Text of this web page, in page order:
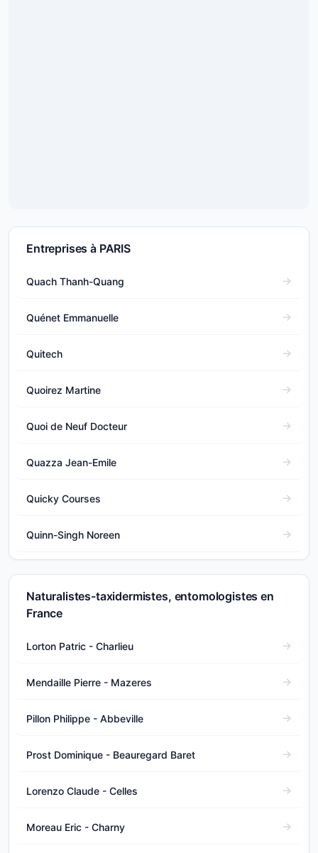
Entreprises à PARIS
Quach Thanh-Quang
Quénet Emmanuelle
Quitech
Quoirez Martine
Quoi de Neuf Docteur
Quazza Jean-Emile
Quicky Courses
Quinn-Singh Noreen
Naturalistes-taxidermistes, entomologistes en
France
Lorton Patric - Charlieu
Mendaille Pierre - Mazeres
Pillon Philippe - Abbeville
Prost Dominique - Beauregard Baret
Lorenzo Claude - Celles
Moreau Eric - Charny